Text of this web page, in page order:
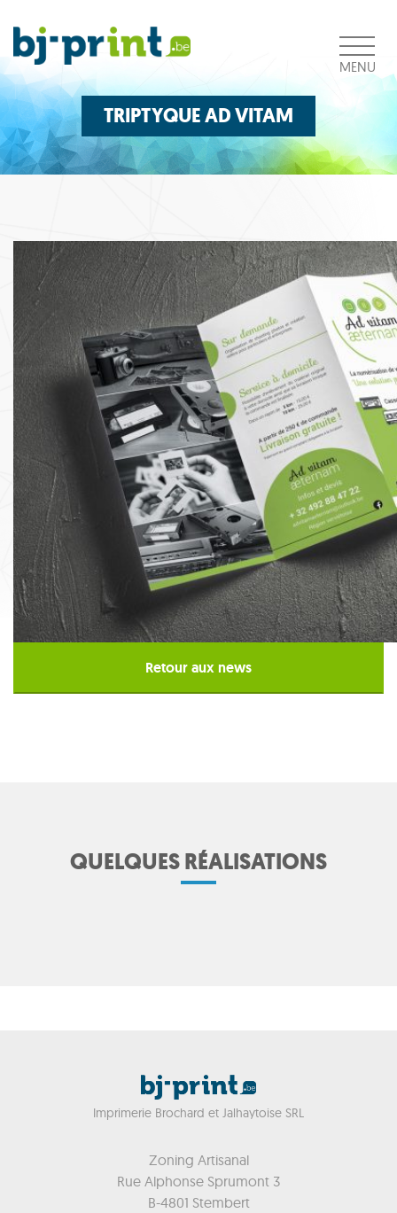
au
contenu
MENU
TRIPTYQUE AD VITAM
Retour aux news
QUELQUES RÉALISATIONS
Imprimerie Brochard et Jalhaytoise SRL
Zoning Artisanal
Rue Alphonse Sprumont 3
B-4801 Stembert